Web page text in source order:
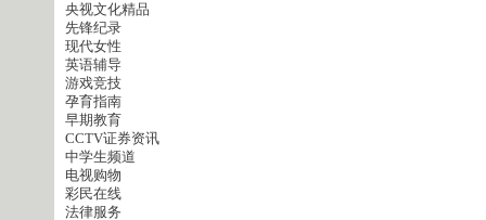
央视文化精品
先锋纪录
现代女性
英语辅导
游戏竞技
孕育指南
早期教育
CCTV证券资讯
中学生频道
电视购物
彩民在线
法律服务